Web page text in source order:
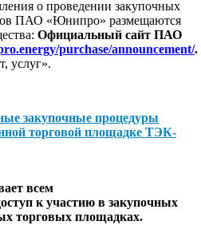
о проведении закупочных
ПАО «Юнипро» размещаются
Официальный сайт ПАО
purchase/announcement/.
услуг».
закупочные процедуры
торговой площадке ТЭК-
всем
к участию в закупочных
торговых площадках.